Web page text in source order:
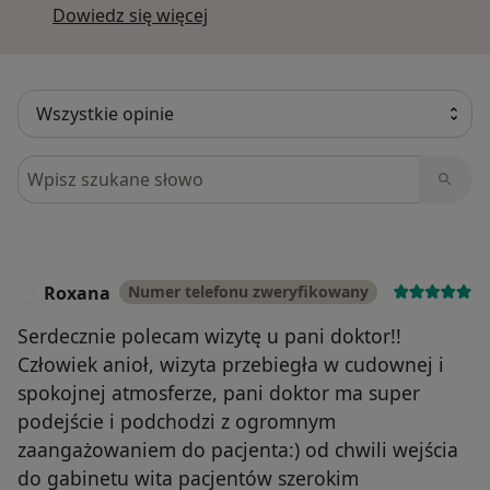
Dowiedz się więcej
Szukaj w opiniach
Roxana Numer telefonu zweryfikowany
Serdecznie polecam wizytę u pani doktor!!
Człowiek anioł, wizyta przebiegła w cudownej i
spokojnej atmosferze, pani doktor ma super
podejście i podchodzi z ogromnym
zaangażowaniem do pacjenta:) od chwili wejścia
do gabinetu wita pacjentów szerokim